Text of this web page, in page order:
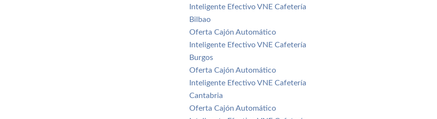
Inteligente Efectivo VNE Cafetería
Bilbao
Oferta Cajón Automático
Inteligente Efectivo VNE Cafetería
Burgos
Oferta Cajón Automático
Inteligente Efectivo VNE Cafetería
Cantabria
Oferta Cajón Automático